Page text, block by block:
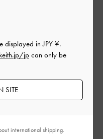
に立ちましたか？
displayed inJPY ¥.
jpcan only be
SITE
international shipping.